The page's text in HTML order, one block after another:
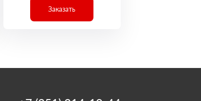
Заказать